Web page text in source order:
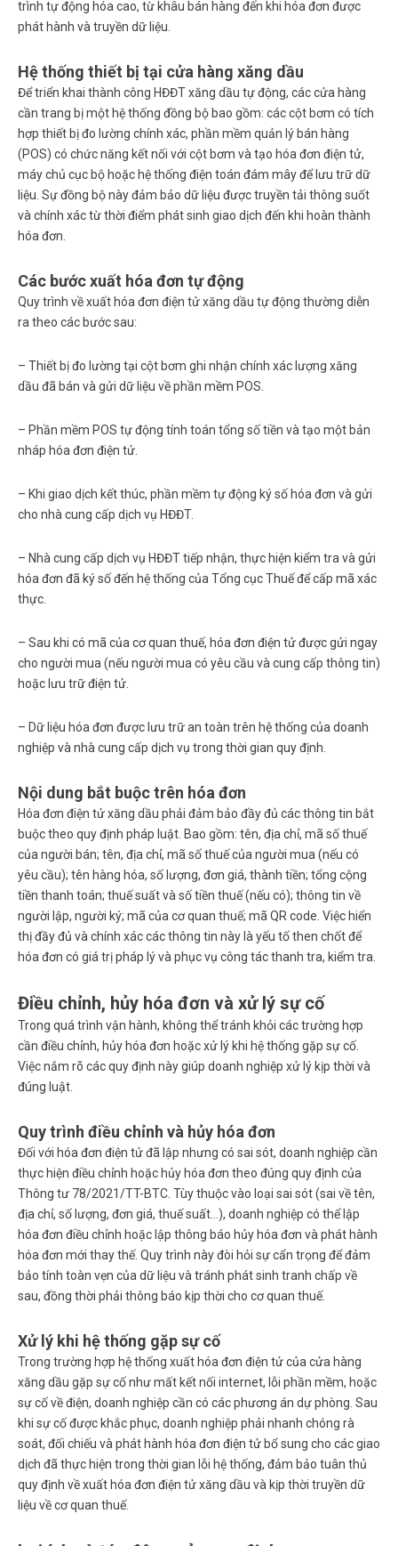
trình tự động hóa cao, từ khâu bán hàng đến khi hóa đơn được
phát hành và truyền dữ liệu.
Hệ thống thiết bị tại cửa hàng xăng dầu
Để triển khai thành công HĐĐT xăng dầu tự động, các cửa hàng
cần trang bị một hệ thống đồng bộ bao gồm: các cột bơm có tích
hợp thiết bị đo lường chính xác, phần mềm quản lý bán hàng
(POS) có chức năng kết nối với cột bơm và tạo hóa đơn điện tử,
máy chủ cục bộ hoặc hệ thống điện toán đám mây để lưu trữ dữ
liệu. Sự đồng bộ này đảm bảo dữ liệu được truyền tải thông suốt
và chính xác từ thời điểm phát sinh giao dịch đến khi hoàn thành
hóa đơn.
Các bước xuất hóa đơn tự động
Quy trình về xuất hóa đơn điện tử xăng dầu tự động thường diễn
ra theo các bước sau:
– Thiết bị đo lường tại cột bơm ghi nhận chính xác lượng xăng
dầu đã bán và gửi dữ liệu về phần mềm POS.
– Phần mềm POS tự động tính toán tổng số tiền và tạo một bản
nháp hóa đơn điện tử.
– Khi giao dịch kết thúc, phần mềm tự động ký số hóa đơn và gửi
cho nhà cung cấp dịch vụ HĐĐT.
– Nhà cung cấp dịch vụ HĐĐT tiếp nhận, thực hiện kiểm tra và gửi
hóa đơn đã ký số đến hệ thống của Tổng cục Thuế để cấp mã xác
thực.
– Sau khi có mã của cơ quan thuế, hóa đơn điện tử được gửi ngay
cho người mua (nếu người mua có yêu cầu và cung cấp thông tin)
hoặc lưu trữ điện tử.
– Dữ liệu hóa đơn được lưu trữ an toàn trên hệ thống của doanh
nghiệp và nhà cung cấp dịch vụ trong thời gian quy định.
Nội dung bắt buộc trên hóa đơn
Hóa đơn điện tử xăng dầu phải đảm bảo đầy đủ các thông tin bắt
buộc theo quy định pháp luật. Bao gồm: tên, địa chỉ, mã số thuế
của người bán; tên, địa chỉ, mã số thuế của người mua (nếu có
yêu cầu); tên hàng hóa, số lượng, đơn giá, thành tiền; tổng cộng
tiền thanh toán; thuế suất và số tiền thuế (nếu có); thông tin về
người lập, người ký; mã của cơ quan thuế; mã QR code. Việc hiển
thị đầy đủ và chính xác các thông tin này là yếu tố then chốt để
hóa đơn có giá trị pháp lý và phục vụ công tác thanh tra, kiểm tra.
Điều chỉnh, hủy hóa đơn và xử lý sự cố
Trong quá trình vận hành, không thể tránh khỏi các trường hợp
cần điều chỉnh, hủy hóa đơn hoặc xử lý khi hệ thống gặp sự cố.
Việc nắm rõ các quy định này giúp doanh nghiệp xử lý kịp thời và
đúng luật.
Quy trình điều chỉnh và hủy hóa đơn
Đối với hóa đơn điện tử đã lập nhưng có sai sót, doanh nghiệp cần
thực hiện điều chỉnh hoặc hủy hóa đơn theo đúng quy định của
Thông tư 78/2021/TT-BTC. Tùy thuộc vào loại sai sót (sai về tên,
địa chỉ, số lượng, đơn giá, thuế suất…), doanh nghiệp có thể lập
hóa đơn điều chỉnh hoặc lập thông báo hủy hóa đơn và phát hành
hóa đơn mới thay thế. Quy trình này đòi hỏi sự cẩn trọng để đảm
bảo tính toàn vẹn của dữ liệu và tránh phát sinh tranh chấp về
sau, đồng thời phải thông báo kịp thời cho cơ quan thuế.
Xử lý khi hệ thống gặp sự cố
Trong trường hợp hệ thống xuất hóa đơn điện tử của cửa hàng
xăng dầu gặp sự cố như mất kết nối internet, lỗi phần mềm, hoặc
sự cố về điện, doanh nghiệp cần có các phương án dự phòng. Sau
khi sự cố được khắc phục, doanh nghiệp phải nhanh chóng rà
soát, đối chiếu và phát hành hóa đơn điện tử bổ sung cho các giao
dịch đã thực hiện trong thời gian lỗi hệ thống, đảm bảo tuân thủ
quy định về xuất hóa đơn điện tử xăng dầu và kịp thời truyền dữ
liệu về cơ quan thuế.